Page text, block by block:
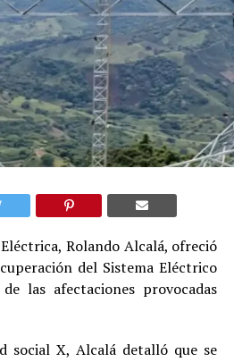
Rolando Alcalá, ofreció
del Sistema Eléctrico
las afectaciones provocadas
social X, Alcalá detalló que se